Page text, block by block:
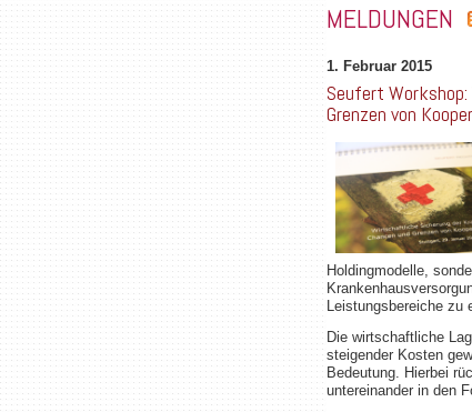
MELDUNGEN
1. Februar 2015
Seufert
Grenzen von
Holdingmodelle,
Leistungsbereiche zu
Die wirtschaftliche
steigender Kosten
Bedeutung. Hierbei
untereinander in den